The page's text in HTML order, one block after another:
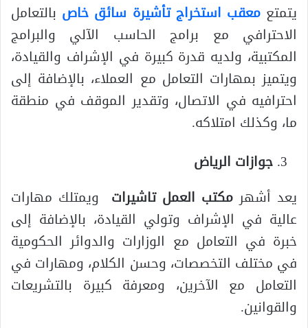
يتمتعمعقب استخراج تأشيرة سائق خاص بالتعامل
الاحترافي مع برامج الحاسب الآلي والبرامج
المكتبية، ولديه قدرة كبيرة في الإشراف والقيادة،
ويتميز بمهارات التعامل مع العملاء، بالإضافة إلى
احترافيه في الاتصال، وتقدير الموقف في منطقة
ما، وكذلك امتلاكه.
جوازات الرياض
يعد أشهر مكتب العمل تاشيرات ويمتلك مهارات
عالية في الإشراف وتولي القيادة، بالإضافة إلى
خبرة في التعامل مع الوزارات والدوائر الحكومية
في مختلف التخصصات، وحسن الكلام، ومهارات في
التعامل مع الآخرين، ومعرفة كبيرة بالتشريعات
والقوانين.